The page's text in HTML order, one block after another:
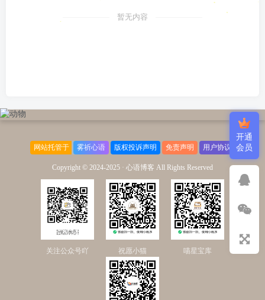
暂无内容
网站托管于 雾祈心语 版权投诉声明 免责声明 用户协议
Copyright © 2024-2025 · 心语博客 All Rights Reserved
关注公众号吖 祝愿小猫 喵星宝库
开通
会员